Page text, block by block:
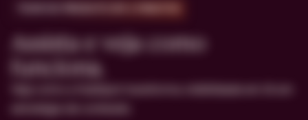
Assista e veja como
funciona.